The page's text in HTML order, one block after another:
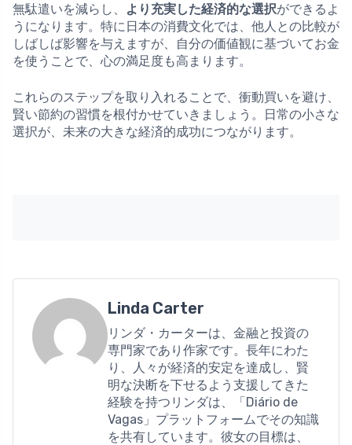
無駄遣いを減らし、
より充実した経済的な選択ができるよ
うになります。特に日本の消費文化では、他人との比較が
しばしば影響を与えますが、自分の価値観に基づいてお金
を使うことで、心の満足度も高まります。
これらのステップを取り入れることで、衝動買いを避け、
賢い節約の習慣を根付かせていきましょう。日常の小さな
選択が、未来の大きな経済的成功につながります。
Linda Carter
リンダ・カーターは、金融と投資の
専門家であり作家です。長年にわた
り、人々が経済的安定を達成し、賢
明な決断を下せるよう支援してきた
経験を持つリンダは、「Diário de
Vagas」プラットフォームでその知識
を共有しています。彼女の目標は、